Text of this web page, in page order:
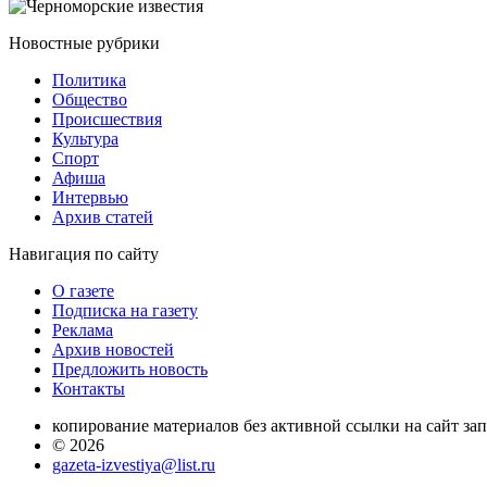
Новостные рубрики
Политика
Общество
Проиcшествия
Культура
Спорт
Афиша
Интервью
Архив статей
Навигация по сайту
О газете
Подписка на газету
Реклама
Архив новостей
Предложить новость
Контакты
копирование материалов без активной ссылки на сайт
© 2026
gazeta-izvestiya@list.ru